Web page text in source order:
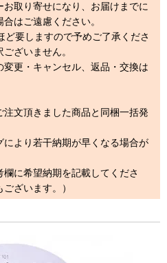
取り寄せになり、お届けまでに
はご遠慮ください。
要しますので予めご了承くださ
ざいません。
変更・キャンセル、返品・交換は
文頂きました商品と同梱一括発
により若干納期が早くなる場合が
に希望納期を記載してくださ
ざいます。）